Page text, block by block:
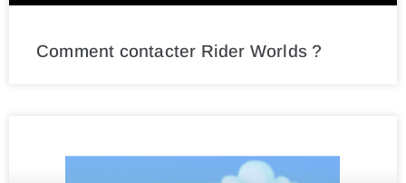
Comment contacter Rider Worlds ?